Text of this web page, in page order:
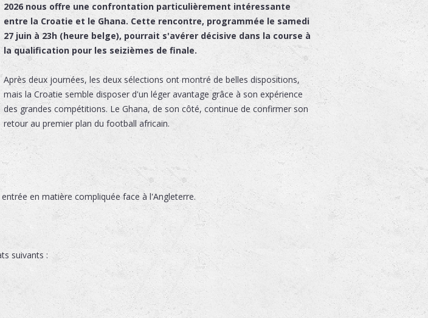
2026 nous offre une confrontation particulièrement intéressante
entre la Croatie et le Ghana. Cette rencontre, programmée le samedi
27 juin à 23h (heure belge), pourrait s'avérer décisive dans la course à
la qualification pour les seizièmes de finale.
Après deux journées, les deux sélections ont montré de belles dispositions,
mais la Croatie semble disposer d'un léger avantage grâce à son expérience
des grandes compétitions. Le Ghana, de son côté, continue de confirmer son
retour au premier plan du football africain.
en matière compliquée face à l'Angleterre.
suivants :